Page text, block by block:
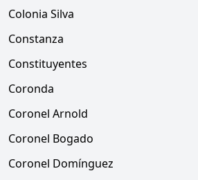
Colonia Silva
Constanza
Constituyentes
Coronda
Coronel Arnold
Coronel Bogado
Coronel Domínguez